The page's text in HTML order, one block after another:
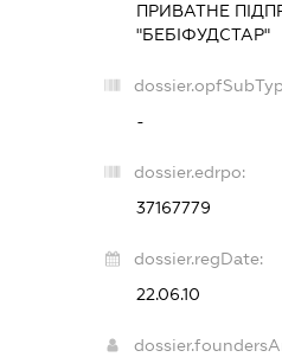
ПРИВАТНЕ
"БЕБІФУДСТАР"
-
dossier.edrpo:
37167779
dossier.regDate:
22.06.10